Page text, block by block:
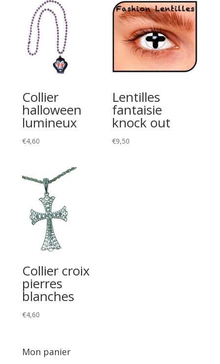
Collier
halloween
lumineux
€4,60
Lentilles
fantaisie
knock out
€9,50
Collier croix
pierres
blanches
€4,60
Mon panier